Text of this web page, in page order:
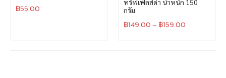
฿55.00
ทรัฟเฟิลสีดำ น้ำหนัก 150
กรัม
฿149.00– ฿159.00